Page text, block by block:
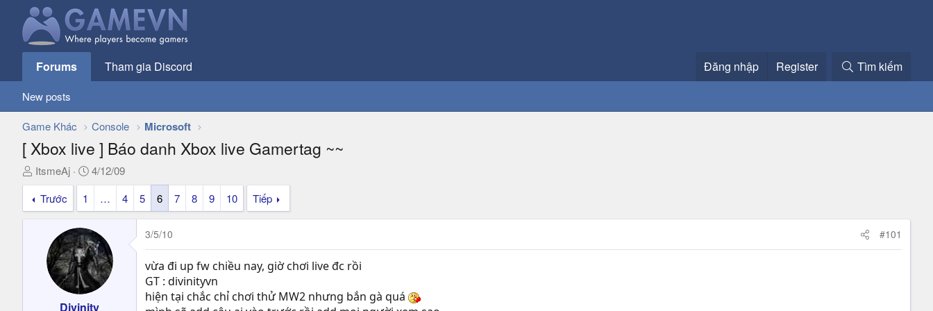
Forums Tham gia Discord Đăng nhập Register Tìm kiếm
New posts
Game Khác Console Microsoft
[ Xbox live ] Báo danh Xbox live Gamertag ~~
T
h
e
ItsmeAj
N
g
y
g
ử
i
4/12/09
Trước
1 … 4 5 6 7 8 9 10 Tiếp
Divinity
3/5/10 #101
vừa đi up fw chiều nay, giờ chơi live đc rồi
GT : divinityvn
hiện tại chắc chỉ chơi thử MW2 nhưng bắn gà quá